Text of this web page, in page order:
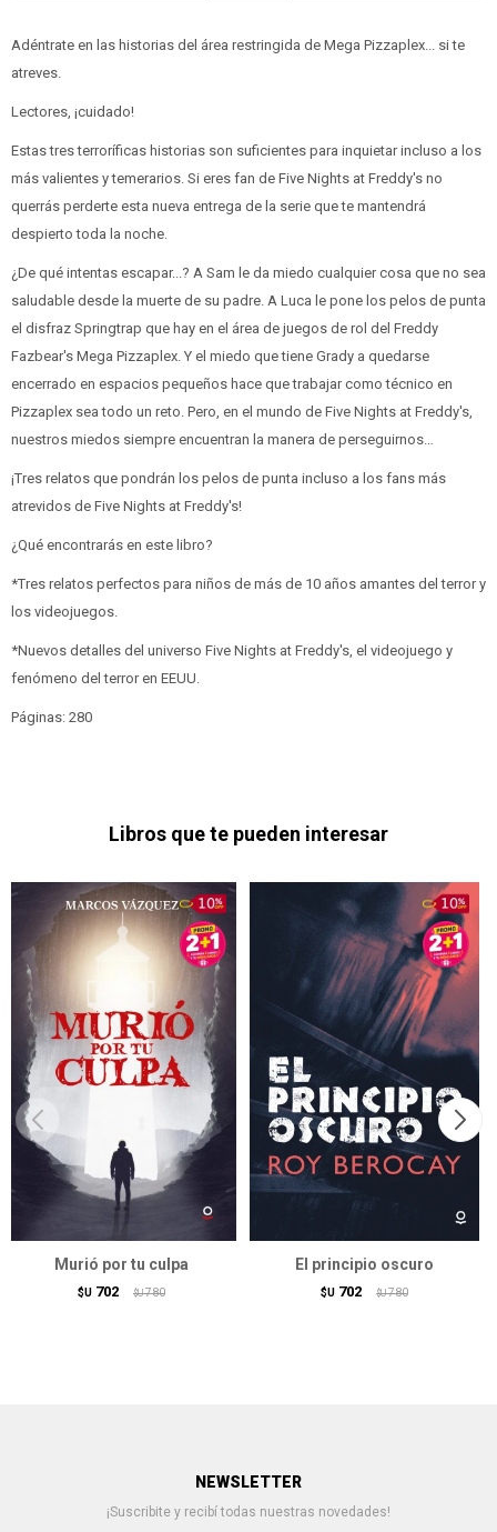
Adéntrate en las historias del área restringida de Mega Pizzaplex... si te
atreves.
Lectores, ¡cuidado!
Estas tres terroríficas historias son suficientes para inquietar incluso a los
más valientes y temerarios. Si eres fan de Five Nights at Freddy's no
querrás perderte esta nueva entrega de la serie que te mantendrá
despierto toda la noche.
¿De qué intentas escapar...? A Sam le da miedo cualquier cosa que no sea
saludable desde la muerte de su padre. A Luca le pone los pelos de punta
el disfraz Springtrap que hay en el área de juegos de rol del Freddy
Fazbear's Mega Pizzaplex. Y el miedo que tiene Grady a quedarse
encerrado en espacios pequeños hace que trabajar como técnico en
Pizzaplex sea todo un reto. Pero, en el mundo de Five Nights at Freddy's,
nuestros miedos siempre encuentran la manera de perseguirnos…
¡Tres relatos que pondrán los pelos de punta incluso a los fans más
atrevidos de Five Nights at Freddy's!
¿Qué encontrarás en este libro?
*Tres relatos perfectos para niños de más de 10 años amantes del terror y
los videojuegos.
*Nuevos detalles del universo Five Nights at Freddy's, el videojuego y
fenómeno del terror en EEUU.
Páginas: 280
Libros que te pueden interesar
Murió por tu culpa
$U 702 $U 780
El principio oscuro
$U 702 $U 780
NEWSLETTER
¡Suscribite y recibí todas nuestras novedades!